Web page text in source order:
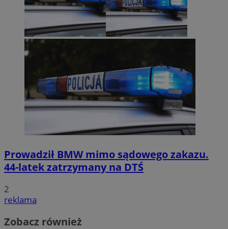
Prowadził BMW mimo sądowego zakazu.
44-latek zatrzymany na DTŚ
2
reklama
Zobacz również